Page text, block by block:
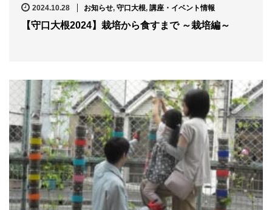
2024.10.28 お知らせ, 守口大根, 講座・イベント情報
【守口大根2024】栽培から食すまで ～栽培編～